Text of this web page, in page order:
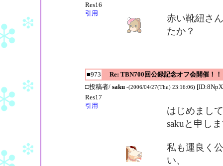
Res16
引用
赤い靴紐さ
たか？
■973 Re: TBN700回公録記念オフ会開催！！
□投稿者/ saku -(2006/04/27(Thu) 23:16:06)
Res17
引用
はじめまし
sakuと申し
私も運良く
い、